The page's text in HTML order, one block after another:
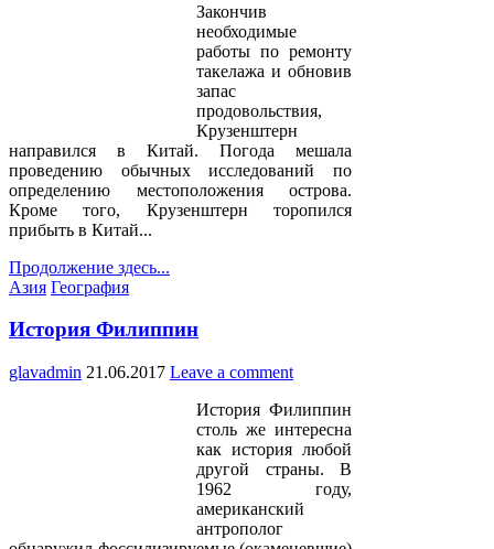
Закончив
необходимые
работы по ремонту
такелажа и обновив
запас
продовольствия,
Крузенштерн
направился в Китай. Погода мешала
проведению обычных исследований по
определению местоположения острова.
Кроме того, Крузенштерн торопился
прибыть в Китай...
Продолжение здесь...
Posted
Азия География
История Филиппин
glavadmin 21.06.2017 Leave a comment
История Филиппин
столь же интересна
как история любой
другой страны. В
1962 году,
американский
антрополог